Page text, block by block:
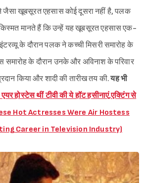
जैसा खूबसूरत एहसास कोई दूसरा नहीं है, पलक
मानते हैं कि उन्हें यह खूबसूरत एहसास एक-
के दौरान पलक ने कच्ची मिसरी समारोह के
समारोह के दौरान उनके और अविनाश के परिवार
किया और शादी की तारीख तय की.यह भी
होस्टेस थीं टीवी की ये हॉट हसीनाएं,एक्टिंग से
Hot Actresses Were Air Hostess
Career in Television Industry)